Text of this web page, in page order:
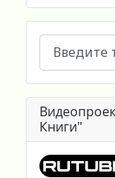
Поиск
Книги"